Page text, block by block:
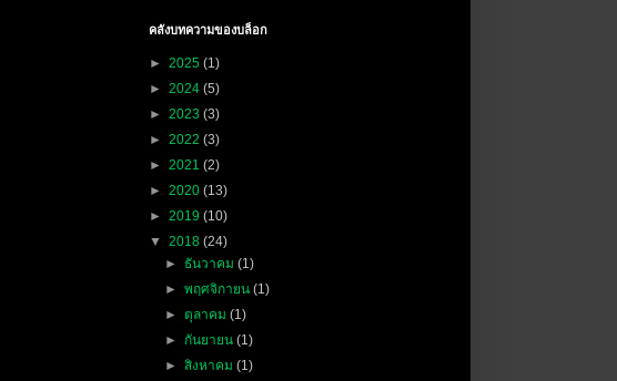
คลังบทความของบล็อก
► 2025 (1)
► 2024 (5)
► 2023 (3)
► 2022 (3)
► 2021 (2)
► 2020 (13)
► 2019 (10)
▼ 2018 (24)
► ธันวาคม(1)
►พฤศจิกายน(1)
► ตุลาคม(1)
► กันยายน(1)
►สิงหาคม(1)